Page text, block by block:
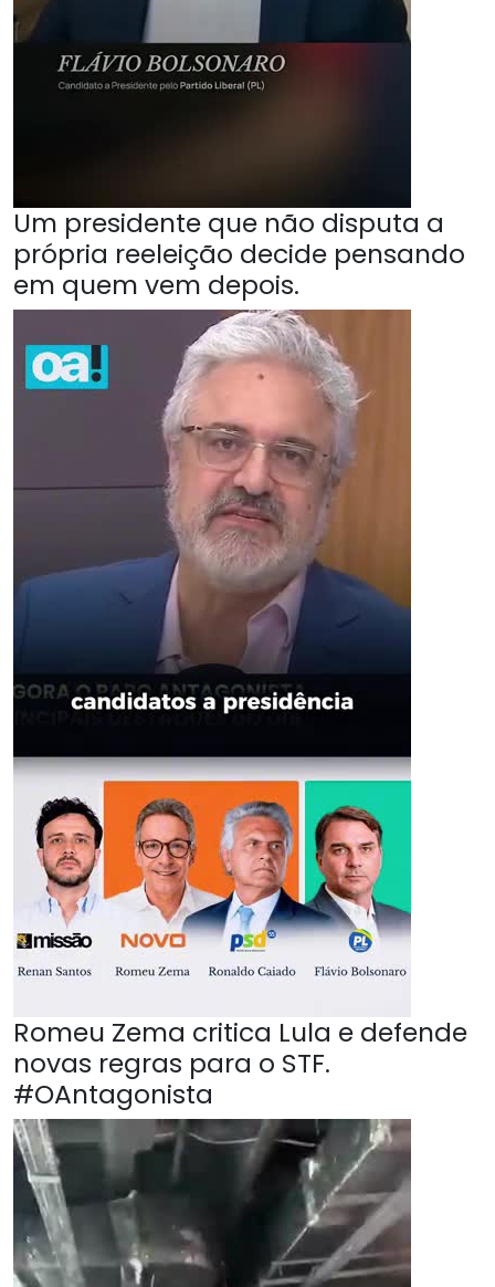
Um presidente que não disputa a
própria reeleição decide pensando
em quem vem depois.
Romeu Zema critica Lula e defende
novas regras para o STF.
#OAntagonista